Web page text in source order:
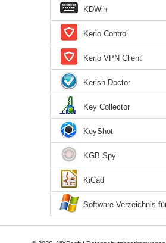
KDWin
Kerio Control
Kerio VPN Client
Kerish Doctor
Key Collector
KeyShot
KGB Spy
KiCad
Software-Verzeichnis